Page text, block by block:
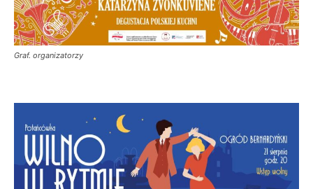
Graf. organizatorzy